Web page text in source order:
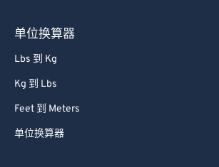
单位换算器
Lbs 到 Kg
Kg 到 Lbs
Feet 到 Meters
单位换算器